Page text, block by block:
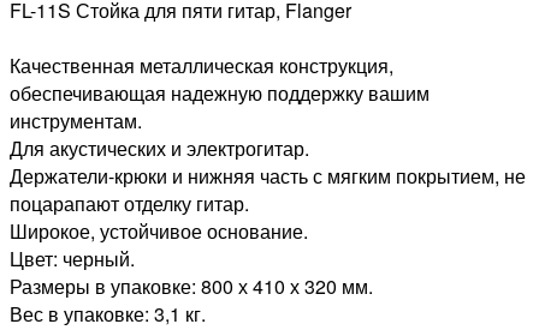
FL-11S Стойка для пяти гитар, Flanger
Качественная металлическая конструкция,
обеспечивающая надежную поддержку вашим
инструментам.
Для акустических и электрогитар.
Держатели-крюки и нижняя часть с мягким покрытием, не
поцарапают отделку гитар.
Широкое, устойчивое основание.
Цвет: черный.
Размеры в упаковке: 800 х 410 х 320 мм.
Вес в упаковке: 3,1 кг.